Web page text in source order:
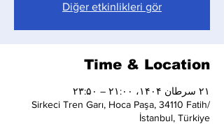
Diğer etkinlikleri gör
Time & Location
۲۱ سرطان ۱۴۰۴، ۲۱:۰۰ – ۲۳:۵۰
Sirkeci Tren Garı, Hoca Paşa, 34110 Fatih/
İstanbul, Türkiye